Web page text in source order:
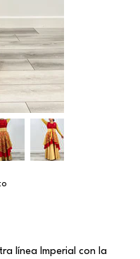
línea Imperial con la